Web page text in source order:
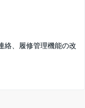
絡、履修管理機能の改